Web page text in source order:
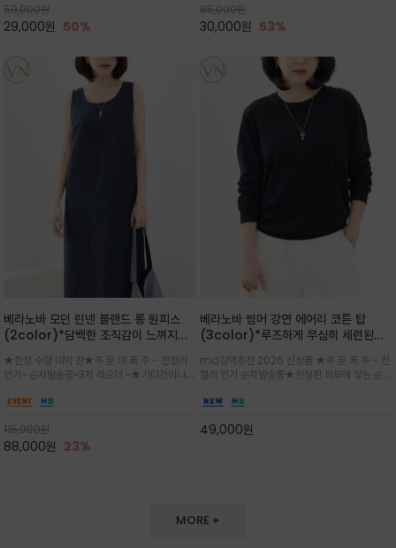
59,000원
29,000원 50%
으로도 포인트가 되며, 데일리 활
65,000원
30,000원 53%
베라노바 모던 린넨 블랜드 롱 원피스
(2color)*담백한 조직감이 느껴지는
롱 원피스
★한정 수량 대박 찬★주.문.대.폭.주 - 전컬러
인기~ 순차발송중~3차 리오더 ~★가디건이나
도 손색이 없고,리조트룩까지 만능/답답하지 않
버하면서도 여리여리한 무
115,000원
88,000원 23%
베라노바 썸머 강연 에어리 코튼 탑
(3color)*루즈하게 무심히 세련된핏/
품은 시원함: 우수한 통기성
md강력추천 2026 신상품 ★주.문.폭.주 - 전
컬러 인기 순차발송중★한정판 피부에 닿는 순간
한 터치감~★여름에 오히려 이런티을 입으셔야
을 즐기실수 있습니다^^
49,000원
MORE +